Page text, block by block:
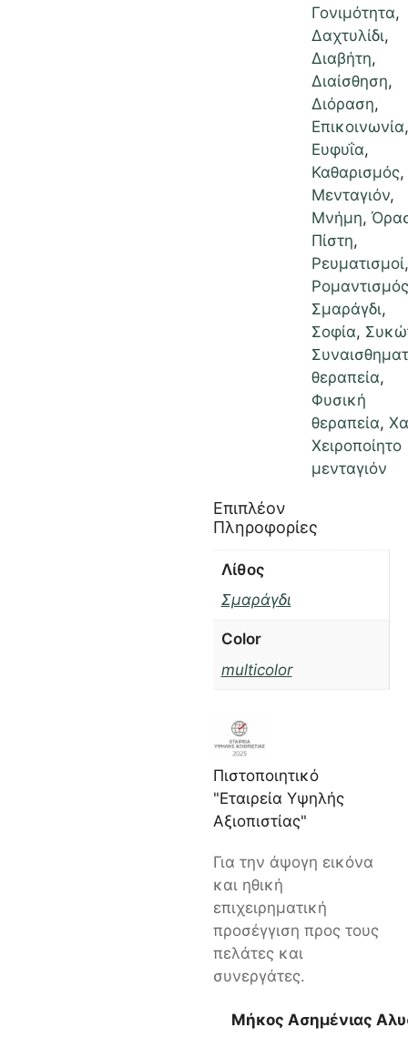
Γονιμότητα,
Δαχτυλίδι,
Διαβήτη,
Διαίσθηση,
Διόραση,
Επικοινωνία,
Ευφυΐα,
Καθαρισμός,
Μενταγιόν,
Μνήμη,
Πίστη,
Ρευματισμοί,
Ρομαντισμός
Σμαράγδι,
Σοφία,
θεραπεία,
Φυσική
θεραπεία,
Χειροποίητο
μενταγιόν
Επιπλέον
Πληροφορίες
Λίθος
Σμαράγδι
Color
multicolor
Πιστοποιητικό
"Εταιρεία Υψηλής
Αξιοπιστίας"
Για την άψογη εικόνα
και ηθική
επιχειρηματική
προσέγγιση προς τους
πελάτες και
συνεργάτες.
Μήκος Ασημένιας